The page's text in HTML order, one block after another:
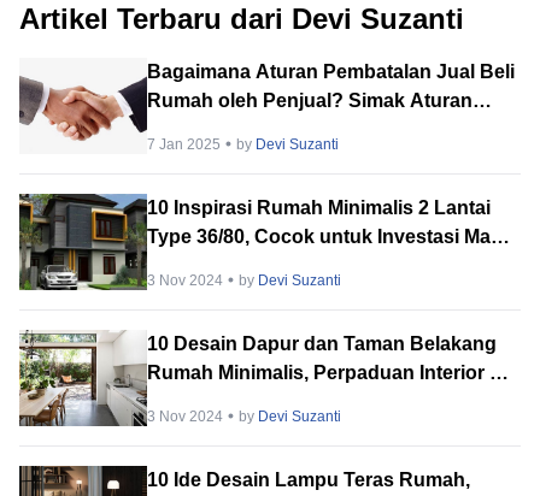
Artikel Terbaru dari Devi Suzanti
Bagaimana Aturan Pembatalan Jual Beli
Rumah oleh Penjual? Simak Aturan
7 Jan 2025 by Devi Suzanti
10 Inspirasi Rumah Minimalis 2 Lantai
Type 36/80, Cocok untuk Investasi Masa
3 Nov 2024 by Devi Suzanti
10 Desain Dapur dan Taman Belakang
Rumah Minimalis, Perpaduan Interior &
3 Nov 2024 by Devi Suzanti
10 Ide Desain Lampu Teras Rumah,